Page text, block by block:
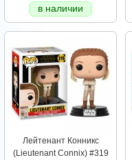
в наличии
Лейтенант Конникс
(Lieutenant Connix) #319